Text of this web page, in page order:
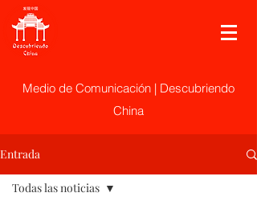
Medio de Comunicación | Descubriendo
China
Entrada
Todas las noticias